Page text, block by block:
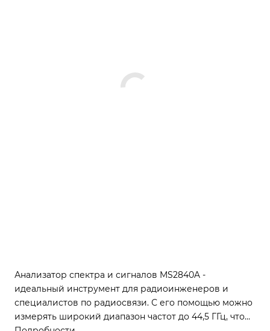
Анализатор спектра и сигналов MS2840A -
идеальный инструмент для радиоинженеров и
специалистов по радиосвязи. С его помощью можно
измерять широкий диапазон частот до 44,5 ГГц, что